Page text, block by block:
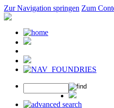
Zur Navigation springen Zum